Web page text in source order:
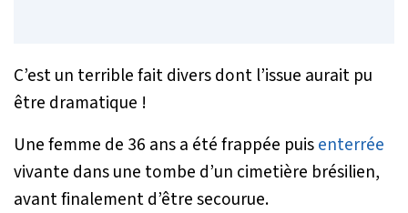
C’est un terrible fait divers dont l’issue aurait pu
être dramatique !
Une femme de 36 ans a été frappée puisenterrée
vivante dans une tombe d’un cimetière brésilien,
avant finalement d’être secourue.